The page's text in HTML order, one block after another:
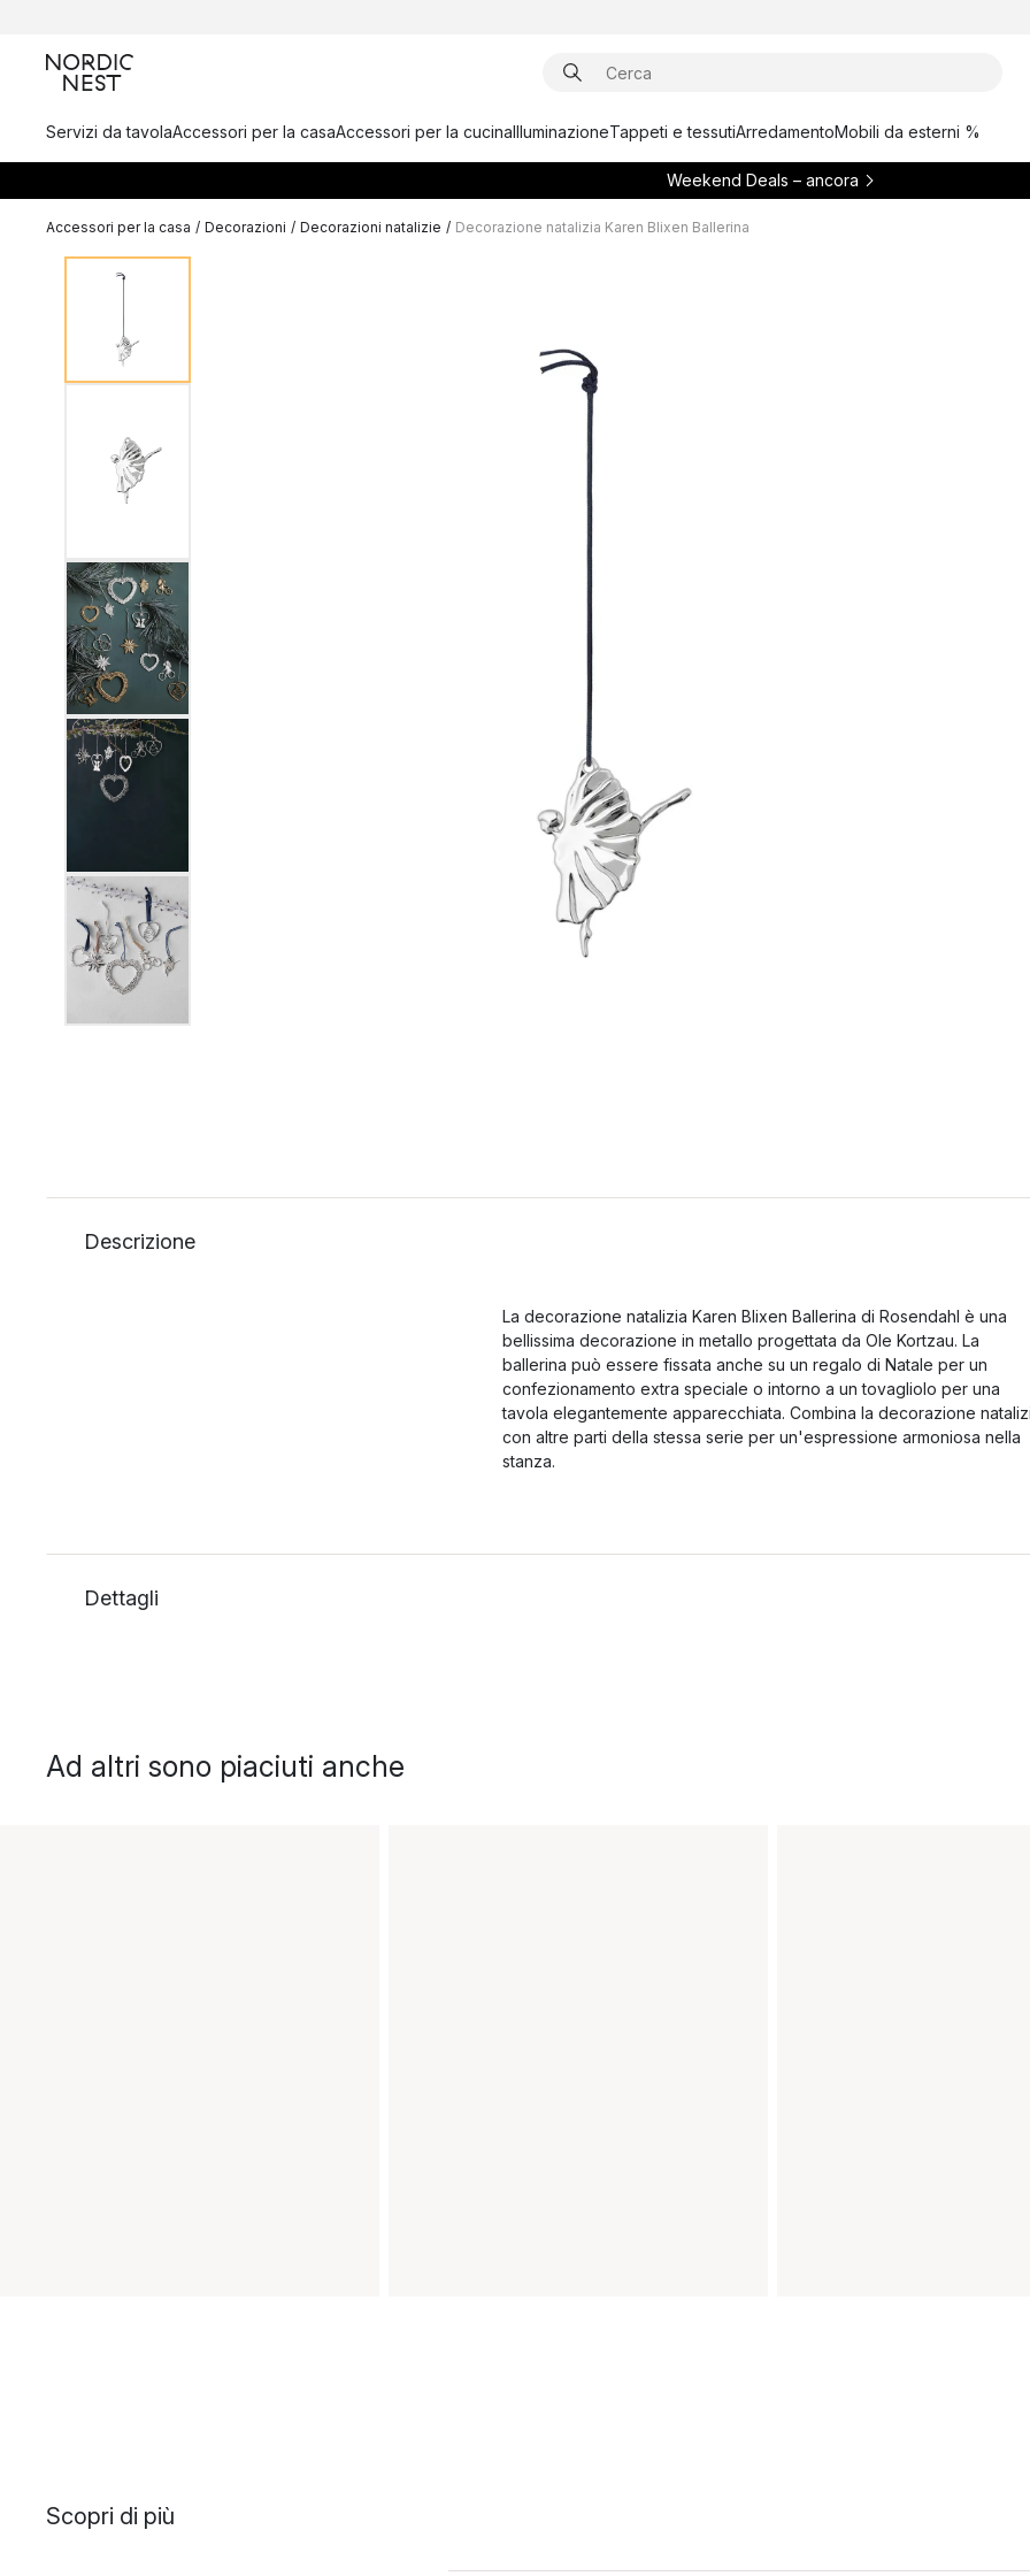
Servizi da tavolaAccessori per la casaAccessori per la cucinaIlluminazioneTappeti e tessutiArredamentoMobili da esterni %
Weekend Deals – ancora
Accessori per la casa / Decorazioni / Decorazioni natalizie / Decorazione natalizia Karen Blixen Ballerina
Descrizione
La decorazione natalizia Karen Blixen Ballerina di Rosendahl è una
bellissima decorazione in metallo progettata da Ole Kortzau. La
ballerina può essere fissata anche su un regalo di Natale per un
confezionamento extra speciale o intorno a un tovagliolo per una
tavola elegantemente apparecchiata. Combina la decorazione
con altre parti della stessa serie per un'espressione armoniosa nella
stanza.
Dettagli
Ad altri sono piaciuti anche
Scopri di più